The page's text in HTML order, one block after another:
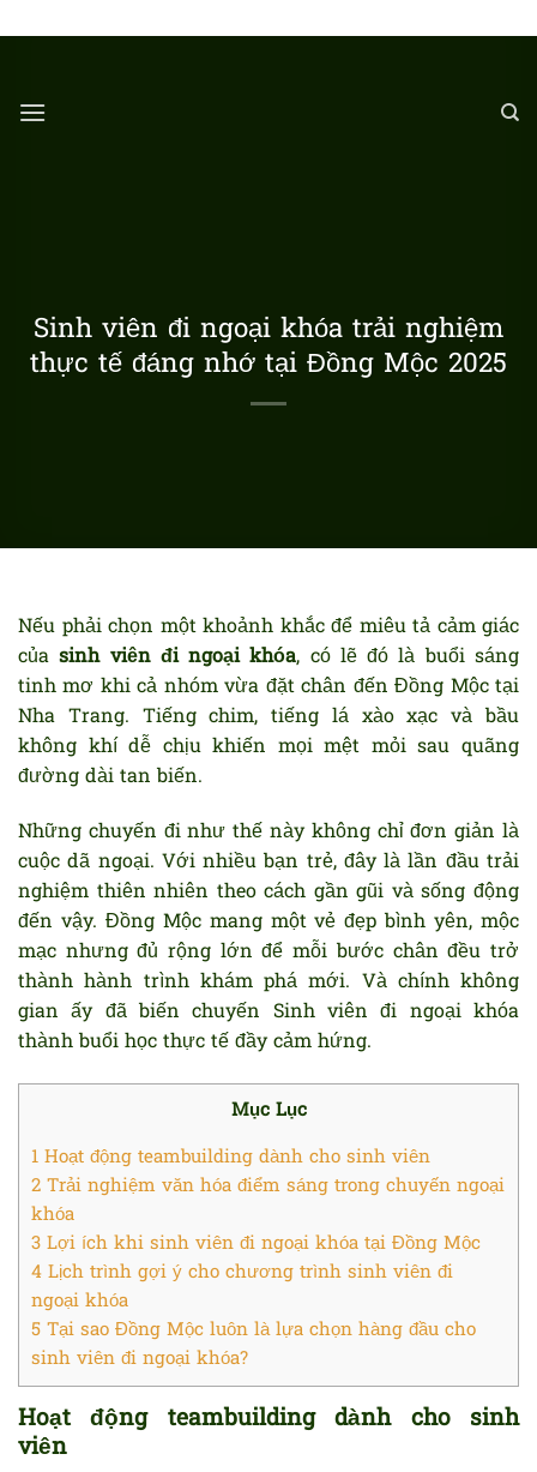
đến
dung
Sinh viên đi ngoại khóa trải nghiệm
thực tế đáng nhớ tại Đồng Mộc 2025
Nếu phải chọn một khoảnh khắc để miêu tả cảm giác
củasinh viên đi ngoại khóa, có lẽ đó là buổi sáng
tinh mơ khi cả nhóm vừa đặt chân đến Đồng Mộc tại
Nha Trang. Tiếng chim, tiếng lá xào xạc và bầu
không khí dễ chịu khiến mọi mệt mỏi sau quãng
đường dài tan biến.
Những chuyến đi như thế này không chỉ đơn giản là
cuộc dã ngoại. Với nhiều bạn trẻ, đây là lần đầu trải
nghiệm thiên nhiên theo cách gần gũi và sống động
đến vậy. Đồng Mộc mang một vẻ đẹp bình yên, mộc
mạc nhưng đủ rộng lớn để mỗi bước chân đều trở
thành hành trình khám phá mới. Và chính không
gian ấy đã biến chuyến Sinh viên đi ngoại khóa
thành buổi học thực tế đầy cảm hứng.
Mục Lục
1 Hoạt động teambuilding dành cho sinh viên
2 Trải nghiệm văn hóa điểm sáng trong chuyến ngoại
khóa
3 Lợi ích khi sinh viên đi ngoại khóa tại Đồng Mộc
4 Lịch trình gợi ý cho chương trình sinh viên đi
ngoại khóa
5 Tại sao Đồng Mộc luôn là lựa chọn hàng đầu cho
sinh viên đi ngoại khóa?
Hoạt động teambuilding dành cho sinh
viên